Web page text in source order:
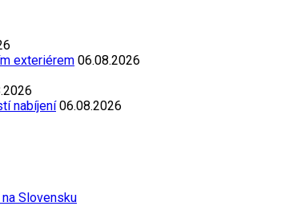
exteriérem 06.08.2026
nabíjení 06.08.2026
Slovensku